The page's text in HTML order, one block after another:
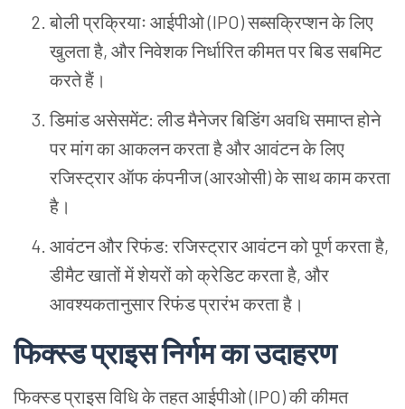
बोलीप्रक्रियाः आईपीओ(IPO)सब्सक्रिप्शनकेलिए
खुलताहै, औरनिवेशकनिर्धारितकीमतपरबिडसबमिट
करतेहैं।
डिमांडअसेसमेंट:लीडमैनेजरबिडिंगअवधिसमाप्तहोने
परमांगकाआकलनकरताहैऔरआवंटनकेलिए
रजिस्ट्रारऑफकंपनीज(आरओसी)केसाथकामकरता
है।
आवंटनऔररिफंड:रजिस्ट्रारआवंटनकोपूर्णकरताहै,
डीमैटखातोंमेंशेयरोंकोक्रेडिटकरताहै, और
आवश्यकतानुसाररिफंडप्रारंभकरताहै।
फिक्स्डप्राइसनिर्गमकाउदाहरण
फिक्स्डप्राइसविधिकेतहतआईपीओ(IPO)कीकीमत